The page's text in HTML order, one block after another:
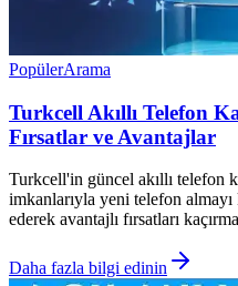
PopülerArama
Turkcell Akıllı Telefon
Fırsatlar ve Avantajlar
Turkcell'in güncel akıllı telefon
imkanlarıyla yeni telefon
ederek avantajlı fırsatları
Daha fazla bilgi edinin